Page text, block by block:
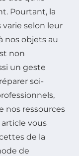
Pourtant, la
varie selon leur
nos objets au
non
un geste
soi-
nos ressources
article vous
de la
de